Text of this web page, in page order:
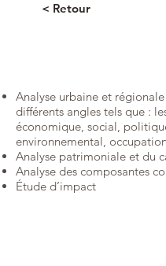
< Retour
Analyse urbaine et régionale
différents angles tels que :
économique, social,
environnemental,
Analyse patrimoniale et du
Analyse des composantes
Étude d’impact